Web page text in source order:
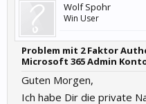
Wolf Spohr
Win User
Problem mit 2 Faktor
Microsoft 365 Admin
Guten Morgen,
Ich habe Dir die private